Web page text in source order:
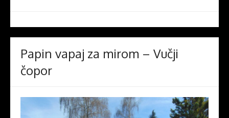
Papin vapaj za mirom – Vučji
čopor